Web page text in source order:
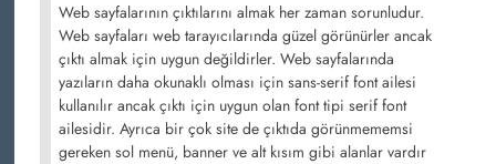
Web sayfalarının çıktılarını almak her zaman sorunludur.
Web sayfaları web tarayıcılarında güzel görünürler ancak
çıktı almak için uygun değildirler. Web sayfalarında
yazıların daha okunaklı olması için sans-serif font ailesi
kullanılır ancak çıktı için uygun olan font tipi serif font
ailesidir. Ayrıca bir çok site de çıktıda görünmememsi
gereken sol menü, banner ve alt kısım gibi alanlar vardır